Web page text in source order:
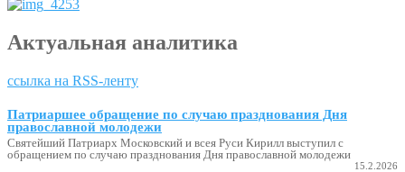
Актуальная аналитика
ссылка на RSS-ленту
Патриаршее обращение по случаю празднования Дня
православной молодежи
Святейший Патриарх Московский и всея Руси Кирилл выступил с
обращением по случаю празднования Дня православной молодежи
15.2.2026